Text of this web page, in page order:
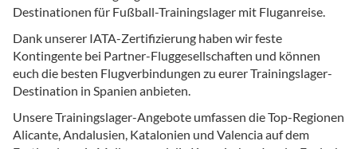
Destinationen für Fußball-Trainingslager mit Fluganreise.
Dank unserer IATA-Zertifizierung haben wir feste
Kontingente bei Partner-Fluggesellschaften und können
euch die besten Flugverbindungen zu eurer Trainingslager-
Destination in Spanien anbieten.
Unsere Trainingslager-Angebote umfassen die Top-Regionen
Alicante, Andalusien, Katalonien und Valencia auf dem